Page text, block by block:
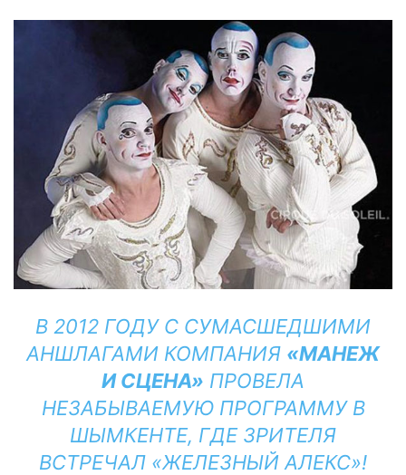
В 2012 ГОДУ С СУМАСШЕДШИМИ
АНШЛАГАМИ КОМПАНИЯ «МАНЕЖ
И СЦЕНА» ПРОВЕЛА
НЕЗАБЫВАЕМУЮ ПРОГРАММУ В
ШЫМКЕНТЕ, ГДЕ ЗРИТЕЛЯ
ВСТРЕЧАЛ «ЖЕЛЕЗНЫЙ АЛЕКС»!